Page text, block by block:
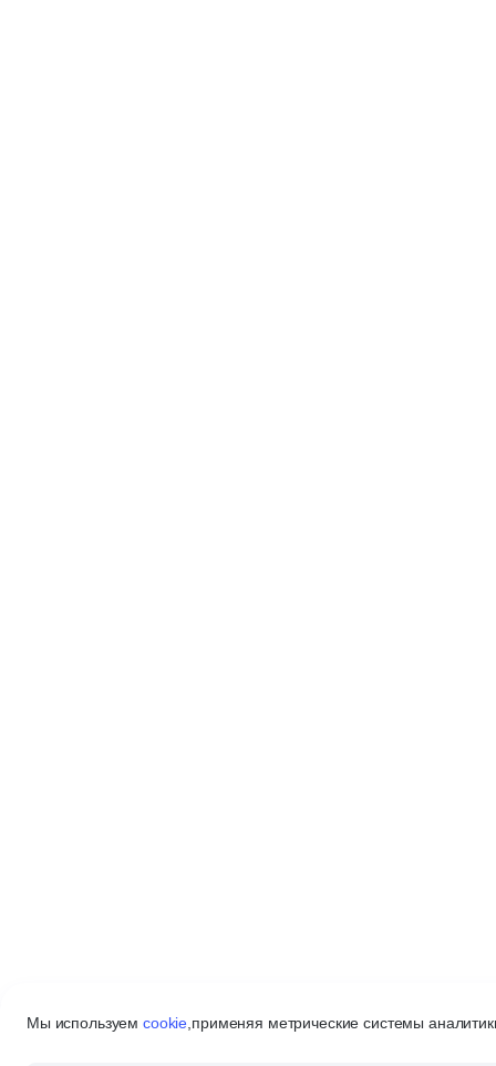
Мы используемcookie применяя метрические системы